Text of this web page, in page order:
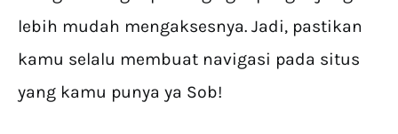
lebih mudah mengaksesnya. Jadi, pastikan
kamu selalu membuat navigasi pada situs
yang kamu punya ya Sob!